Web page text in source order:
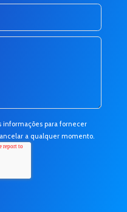
informações para fornecer
a qualquer momento.